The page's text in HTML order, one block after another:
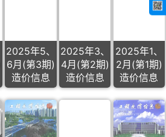
2025年5、
6月(第3期)
造价信息
2025年3、
4月(第2期)
造价信息
2025年1、
2月(第1期)
造价信息